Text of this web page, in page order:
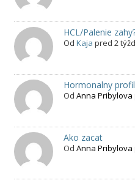
HCL/Palenie
Od Kaja pred 2
Hormonalny profil
Od Anna Pribylova
Ako zacat
Od Anna Pribylova